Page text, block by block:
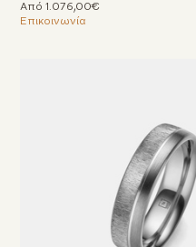
Από 1.076,00€
Επικοινωνία